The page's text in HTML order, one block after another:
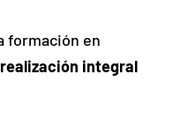
formación en
realización integral